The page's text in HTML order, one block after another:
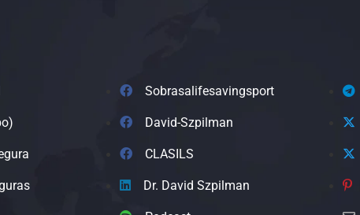
Sobrasalifesavingsport
David-Szpilman
CLASILS
Dr. David Szpilman